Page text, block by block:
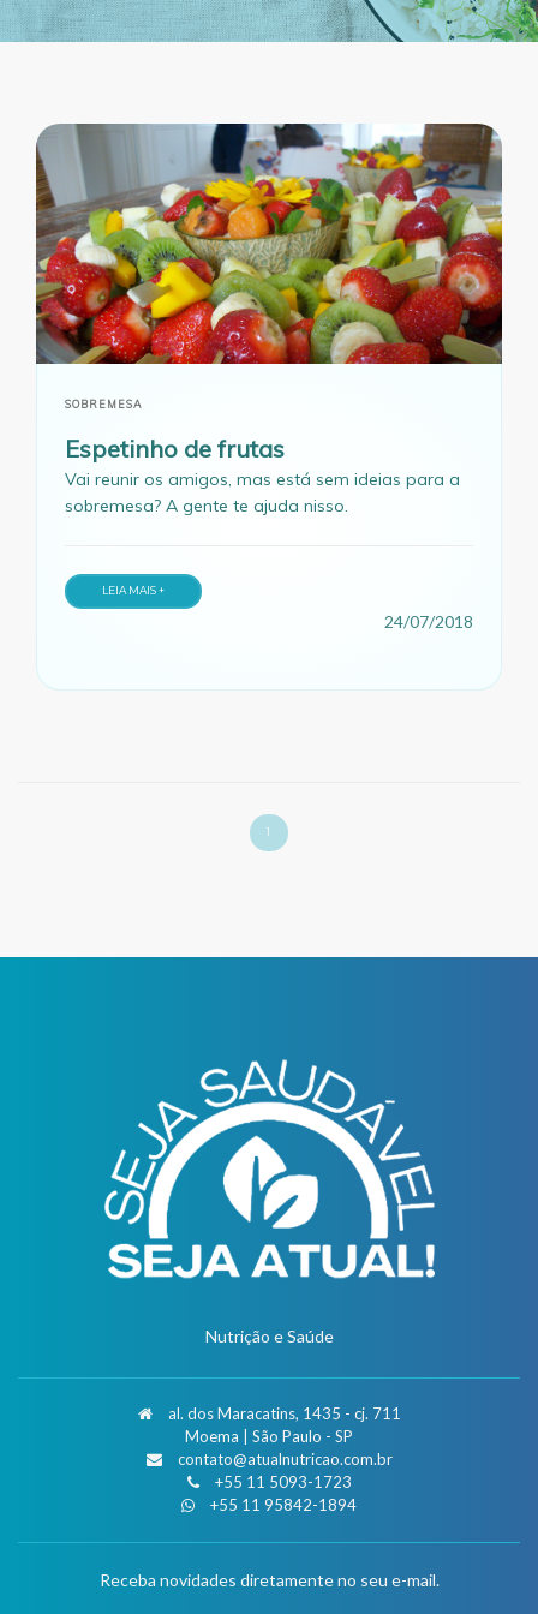
SOBREMESA
Espetinho de frutas
Vai reunir os amigos, mas está sem ideias para a
sobremesa? A gente te ajuda nisso.
LEIA MAIS +
24/07/2018
1
Nutrição e Saúde
al. dos Maracatins, 1435 - cj. 711
Moema | São Paulo - SP
contato@atualnutricao.com.br
+55 11 5093-1723
+55 11 95842-1894
Receba novidades diretamente no seu e-mail.